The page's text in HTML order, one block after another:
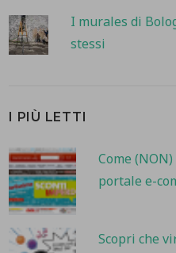
I murales di
stessi
I PIÙ LETTI
Come
portale e-
Scopri che